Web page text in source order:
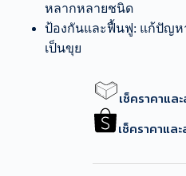
หลากหลายชนิด
ป้องกันและฟื้นฟู: แก้ปัญห
เป็นขุย
เช็คราคาแล
เช็คราคาแล